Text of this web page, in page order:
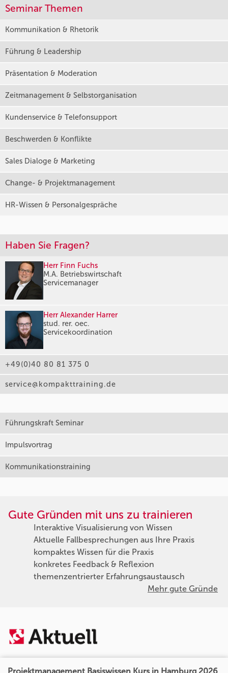
Seminar Themen
Kommunikation & Rhetorik
Führung & Leadership
Präsentation & Moderation
Zeitmanagement & Selbstorganisation
Kundenservice & Telefonsupport
Beschwerden & Konflikte
Sales Dialoge & Marketing
Change- & Projektmanagement
HR-Wissen & Personalgespräche
Haben Sie Fragen?
Herr Finn Fuchs
M.A. Betriebswirtschaft
Servicemanager
Herr Alexander Harrer
stud. rer. oec.
Servicekoordination
+49(0)40 80 81 375 0
service@kompakttraining.de
Führungskraft Seminar
Impulsvortrag
Kommunikationstraining
Gute Gründen mit uns zu trainieren
Interaktive Visualisierung von Wissen
Aktuelle Fallbesprechungen aus Ihre Praxis
kompaktes Wissen für die Praxis
konkretes Feedback & Reflexion
themenzentrierter Erfahrungsaustausch
Mehr gute Gründe